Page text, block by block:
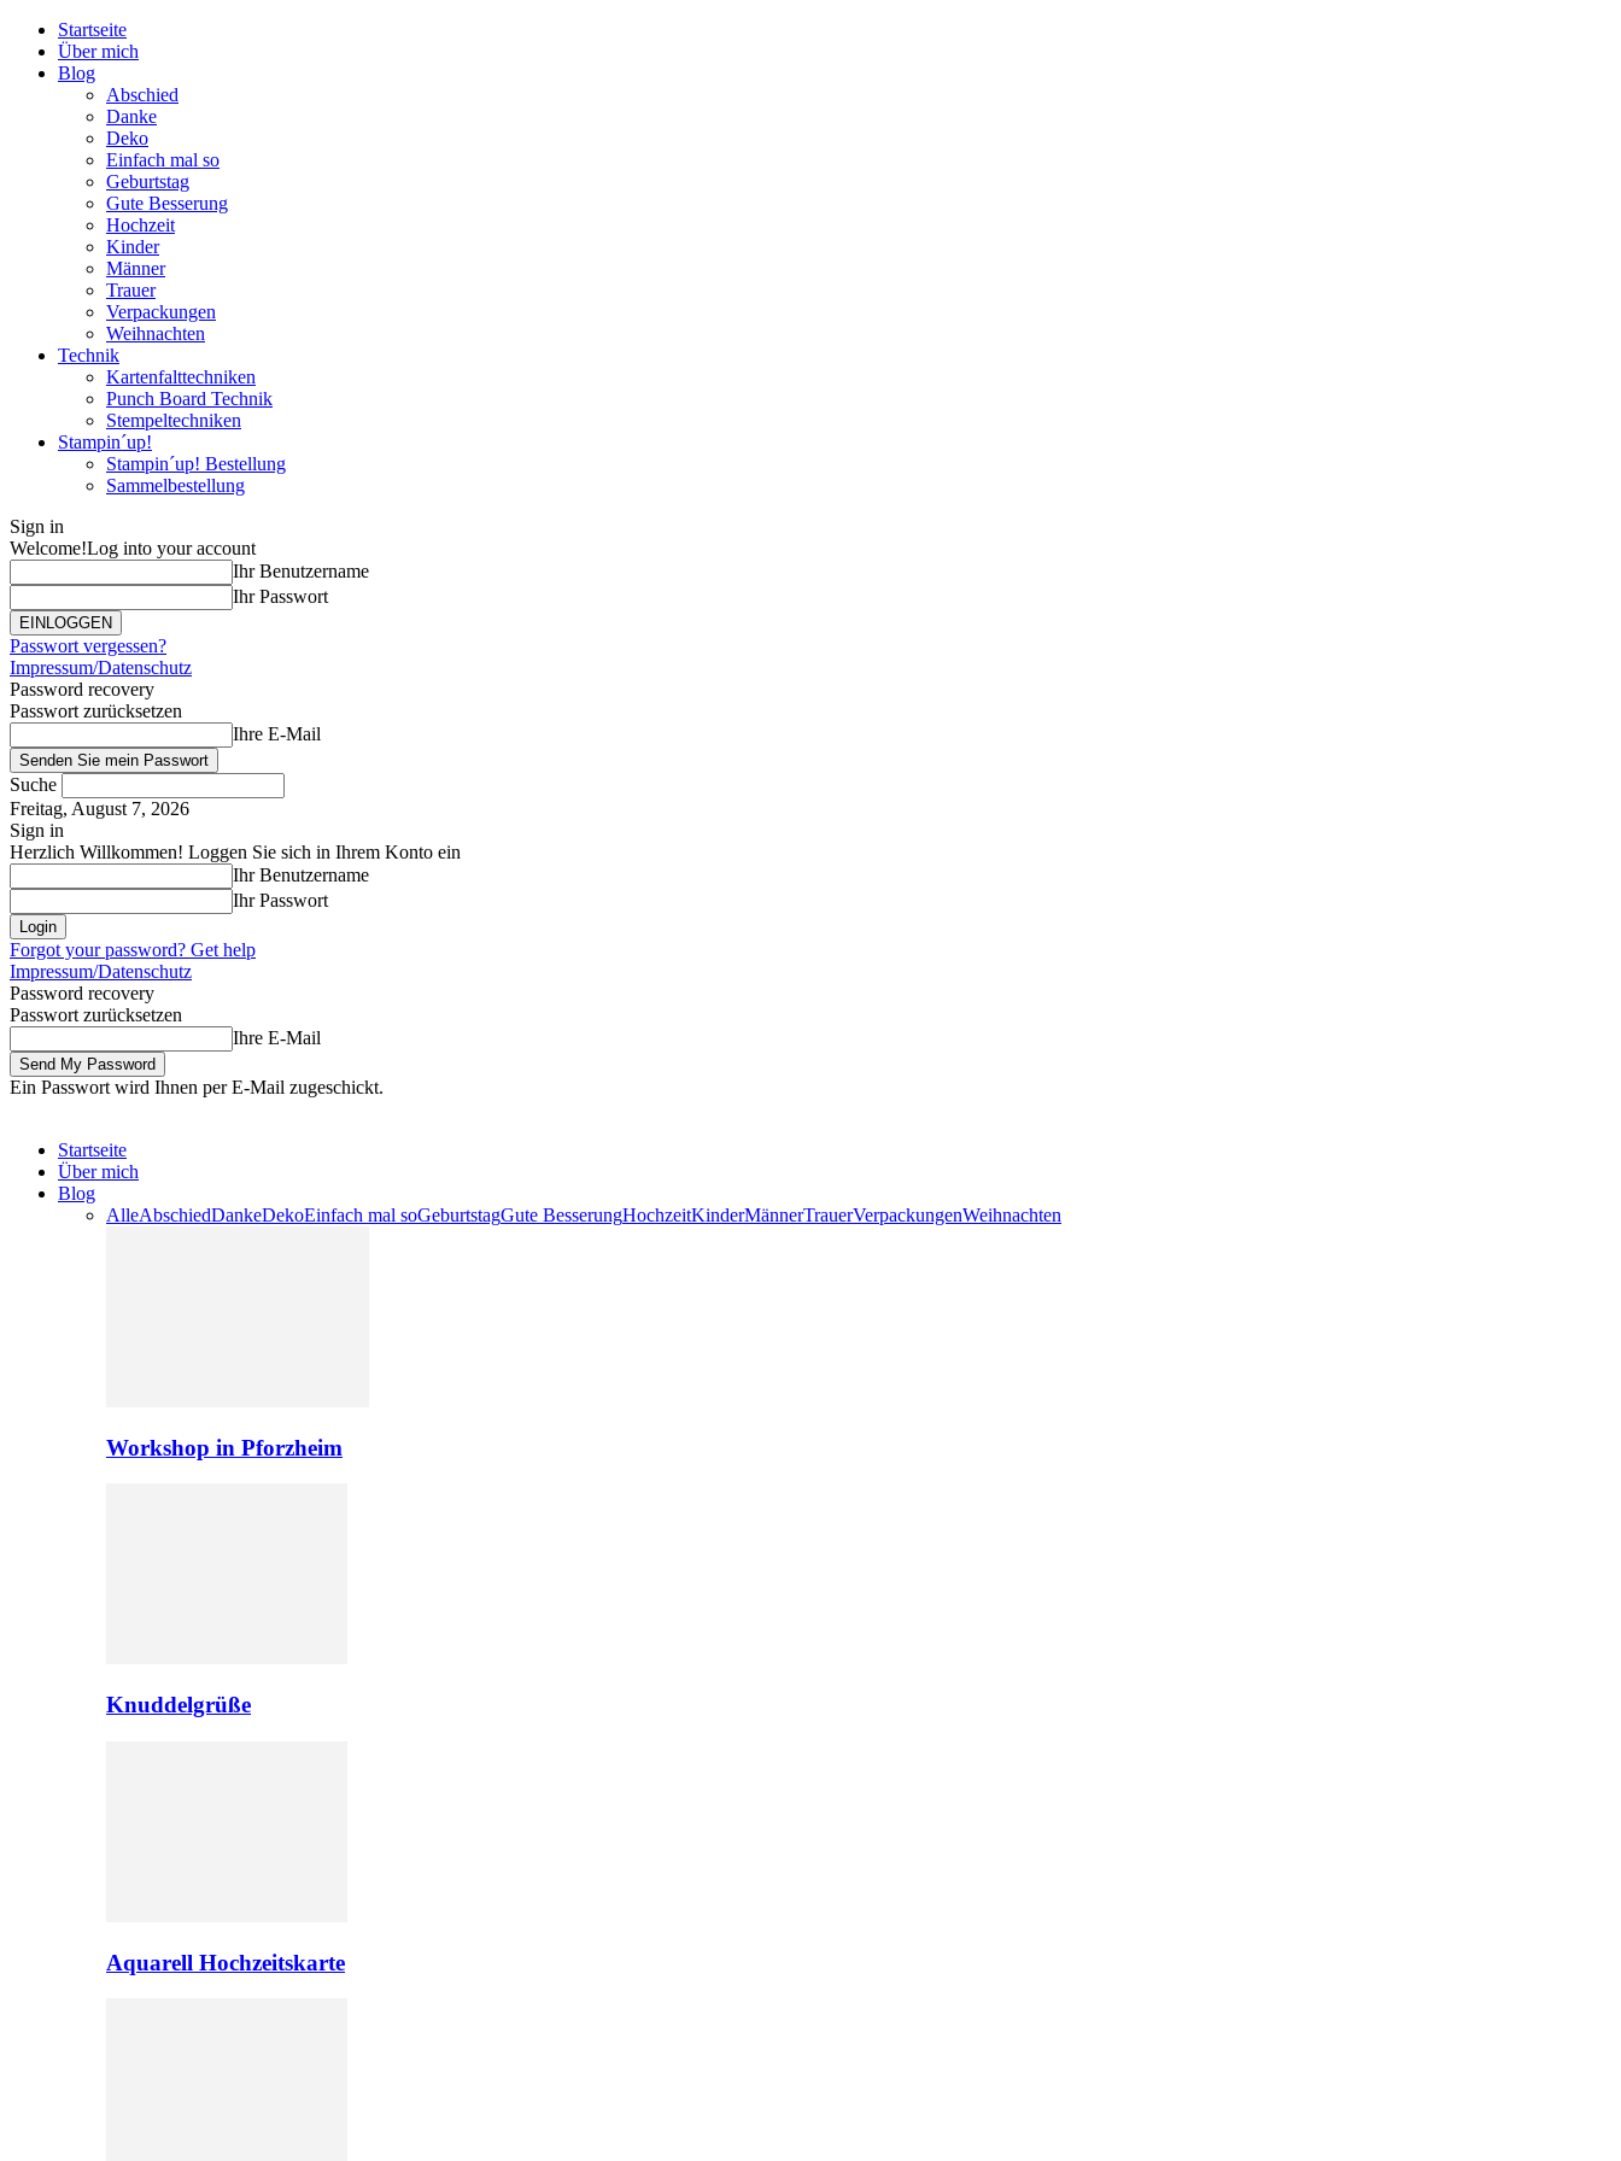
Startseite
Über mich
Blog
Abschied
Danke
Deko
Einfach mal so
Geburtstag
Gute Besserung
Hochzeit
Kinder
Männer
Trauer
Verpackungen
Weihnachten
Technik
Kartenfalttechniken
Punch Board Technik
Stempeltechniken
Stampin´up!
Stampin´up! Bestellung
Sammelbestellung
Sign in
Welcome!Log into your account
Ihr Benutzername
Ihr Passwort
Passwort vergessen?
Impressum/Datenschutz
Password recovery
Passwort zurücksetzen
Ihre E-Mail
Suche
Freitag, August 7, 2026
Sign in
Herzlich Willkommen! Loggen Sie sich in Ihrem Konto ein
Ihr Benutzername
Ihr Passwort
Forgot your password? Get help
Impressum/Datenschutz
Password recovery
Passwort zurücksetzen
Ihre E-Mail
Ein Passwort wird Ihnen per E-Mail zugeschickt.
Startseite
Über mich
Blog
AlleAbschiedDankeDekoEinfach mal soGeburtstagGute BesserungHochzeitKinderMännerTrauerVerpackungenWeihnachten
Workshop in Pforzheim
Knuddelgrüße
Aquarell Hochzeitskarte